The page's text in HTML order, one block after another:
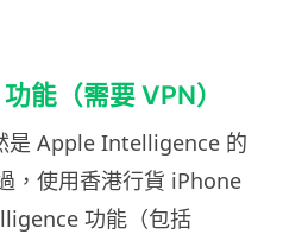
能（需要 VPN）
是 Apple Intelligence 的
，使用香港行貨 iPhone
功能（包括